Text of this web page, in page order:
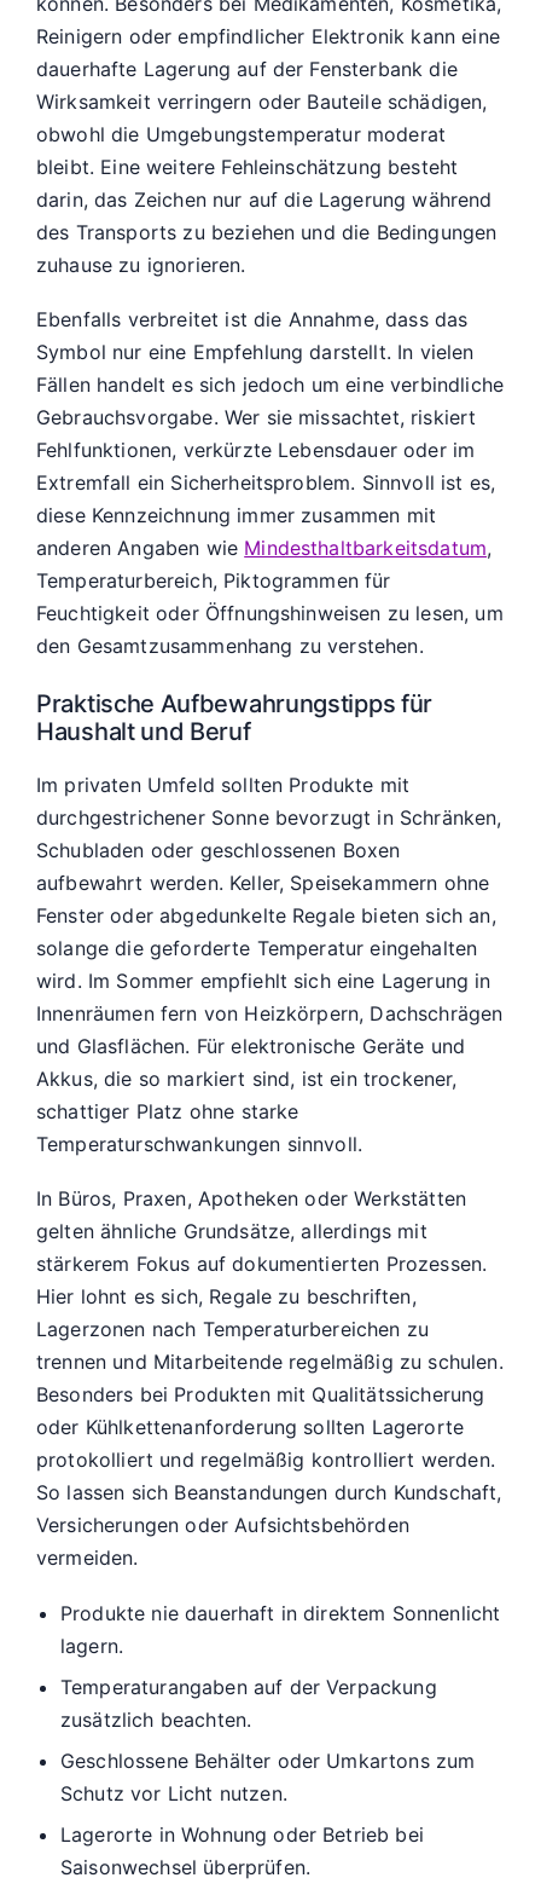
Reinigern oder empfindlicher Elektronik kann eine
dauerhafte Lagerung auf der Fensterbank die
Wirksamkeit verringern oder Bauteile schädigen,
obwohl die Umgebungstemperatur moderat
bleibt. Eine weitere Fehleinschätzung besteht
darin, das Zeichen nur auf die Lagerung während
des Transports zu beziehen und die Bedingungen
zuhause zu ignorieren.
Ebenfalls verbreitet ist die Annahme, dass das
Symbol nur eine Empfehlung darstellt. In vielen
Fällen handelt es sich jedoch um eine verbindliche
Gebrauchsvorgabe. Wer sie missachtet, riskiert
Fehlfunktionen, verkürzte Lebensdauer oder im
Extremfall ein Sicherheitsproblem. Sinnvoll ist es,
diese Kennzeichnung immer zusammen mit
anderen Angaben wie Mindesthaltbarkeitsdatum,
Temperaturbereich, Piktogrammen für
Feuchtigkeit oder Öffnungshinweisen zu lesen, um
den Gesamtzusammenhang zu verstehen.
Praktische Aufbewahrungstipps für
Haushalt und Beruf
Im privaten Umfeld sollten Produkte mit
durchgestrichener Sonne bevorzugt in Schränken,
Schubladen oder geschlossenen Boxen
aufbewahrt werden. Keller, Speisekammern ohne
Fenster oder abgedunkelte Regale bieten sich an,
solange die geforderte Temperatur eingehalten
wird. Im Sommer empfiehlt sich eine Lagerung in
Innenräumen fern von Heizkörpern, Dachschrägen
und Glasflächen. Für elektronische Geräte und
Akkus, die so markiert sind, ist ein trockener,
schattiger Platz ohne starke
Temperaturschwankungen sinnvoll.
In Büros, Praxen, Apotheken oder Werkstätten
gelten ähnliche Grundsätze, allerdings mit
stärkerem Fokus auf dokumentierten Prozessen.
Hier lohnt es sich, Regale zu beschriften,
Lagerzonen nach Temperaturbereichen zu
trennen und Mitarbeitende regelmäßig zu schulen.
Besonders bei Produkten mit Qualitätssicherung
oder Kühlkettenanforderung sollten Lagerorte
protokolliert und regelmäßig kontrolliert werden.
So lassen sich Beanstandungen durch Kundschaft,
Versicherungen oder Aufsichtsbehörden
vermeiden.
Produkte nie dauerhaft in direktem Sonnenlicht
lagern.
Temperaturangaben auf der Verpackung
zusätzlich beachten.
Geschlossene Behälter oder Umkartons zum
Schutz vor Licht nutzen.
Lagerorte in Wohnung oder Betrieb bei
Saisonwechsel überprüfen.